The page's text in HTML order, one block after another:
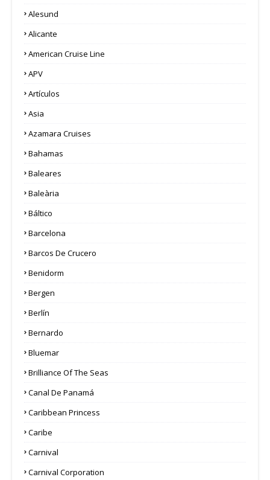
Alesund
Alicante
American Cruise Line
APV
Artículos
Asia
Azamara Cruises
Bahamas
Baleares
Baleària
Báltico
Barcelona
Barcos De Crucero
Benidorm
Bergen
Berlín
Bernardo
Bluemar
Brilliance Of The Seas
Canal De Panamá
Caribbean Princess
Caribe
Carnival
Carnival Corporation